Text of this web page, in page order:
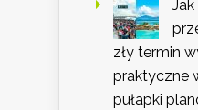
Jak
zły termin
praktyczne
pułapki